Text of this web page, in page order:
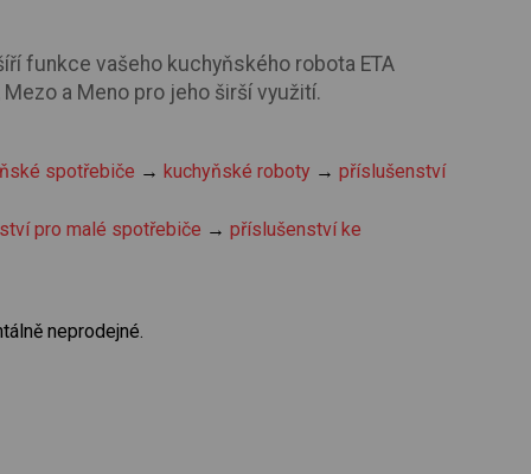
funkce vašeho kuchyňského robota ETA
a Meno pro jeho širší využití.
spotřebiče →kuchyňské roboty →příslušenství
pro malé spotřebiče →příslušenství ke
neprodejné.